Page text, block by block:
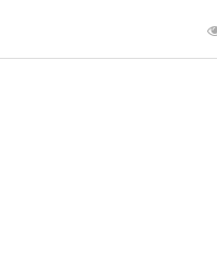
มยังไม่ได้เปลี่ยนเป็นชุดลำลอง
ต...